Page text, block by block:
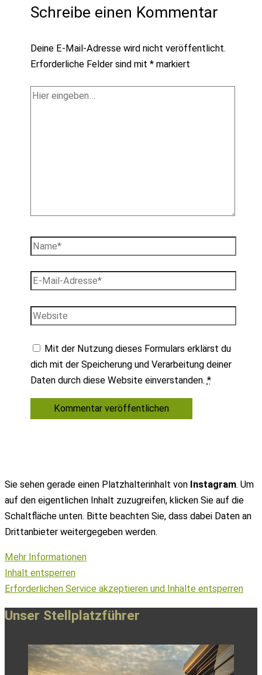
Schreibe einen Kommentar
Deine E-Mail-Adresse wird nicht veröffentlicht.
Erforderliche Felder sind mit *markiert
Hier
Name*
E-
Adresse*
Website
Mit der Nutzung dieses Formulars erklärst du
dich mit der Speicherung und Verarbeitung deiner
Daten durch diese Website einverstanden. *
Sie sehen gerade einen Platzhalterinhalt von Instagram. Um
auf den eigentlichen Inhalt zuzugreifen, klicken Sie auf die
Schaltfläche unten. Bitte beachten Sie, dass dabei Daten an
Drittanbieter weitergegeben werden.
Mehr Informationen
Inhalt entsperren
Erforderlichen Service akzeptieren und Inhalte entsperren
Unser Stellplatzführer